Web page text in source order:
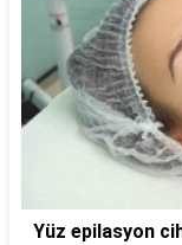
Yüz epilasyon